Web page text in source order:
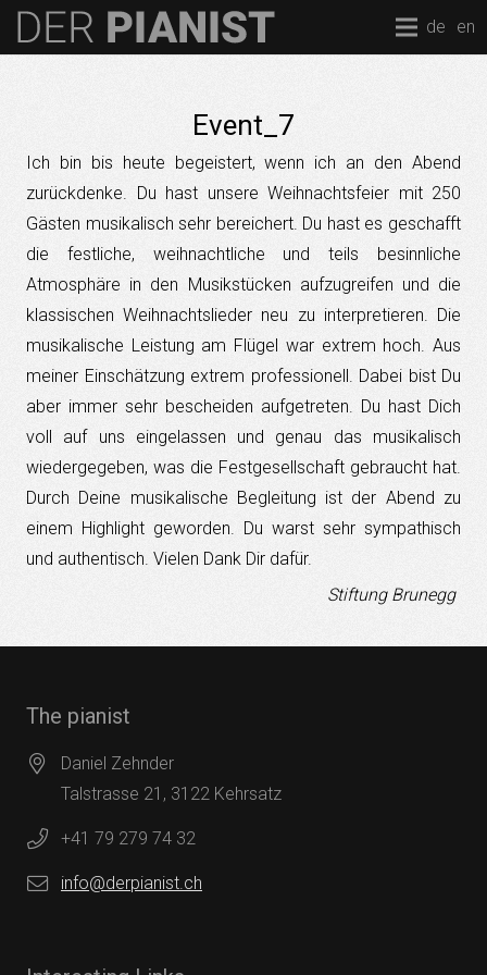
de en
Event_7
Ich bin bis heute begeistert, wenn ich an den Abend
zurückdenke. Du hast unsere Weihnachtsfeier mit 250
Gästen musikalisch sehr bereichert. Du hast es geschafft
die festliche, weihnachtliche und teils besinnliche
Atmosphäre in den Musikstücken aufzugreifen und die
klassischen Weihnachtslieder neu zu interpretieren. Die
musikalische Leistung am Flügel war extrem hoch. Aus
meiner Einschätzung extrem professionell. Dabei bist Du
aber immer sehr bescheiden aufgetreten. Du hast Dich
voll auf uns eingelassen und genau das musikalisch
wiedergegeben, was die Festgesellschaft gebraucht hat.
Durch Deine musikalische Begleitung ist der Abend zu
einem Highlight geworden. Du warst sehr sympathisch
und authentisch. Vielen Dank Dir dafür.
Stiftung Brunegg
The pianist
Daniel Zehnder
Talstrasse 21, 3122 Kehrsatz
+41 79 279 74 32
info@derpianist.ch